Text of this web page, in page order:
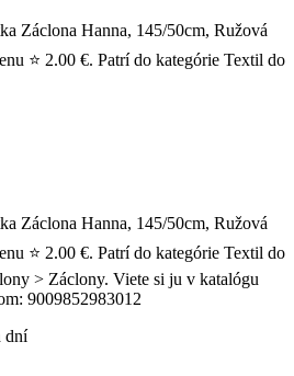
Záclona Hanna, 145/50cm, Ružová
⭐ 2.00 €. Patrí do kategórie Textil do
Záclona Hanna, 145/50cm, Ružová
⭐ 2.00 €. Patrí do kategórie Textil do
> Záclony. Viete si ju v katalógu
9009852983012
dní